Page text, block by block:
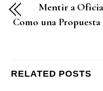
Mentir a
Como una
RELATED POSTS